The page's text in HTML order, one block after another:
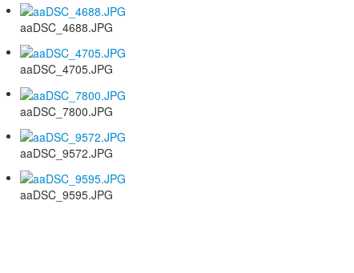
aaDSC_4688.JPG
aaDSC_4705.JPG
aaDSC_7800.JPG
aaDSC_9572.JPG
aaDSC_9595.JPG